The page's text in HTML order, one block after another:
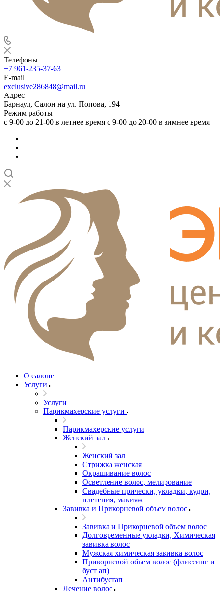
Телефоны
+7 961-235-37-63
E-mail
exclusive286848@mail.ru
Адрес
Барнаул, Салон на ул. Попова, 194
Режим работы
с 9-00 до 21-00 в летнее время с 9-00 до 20-00 в зимнее время
О салоне
Услуги
Услуги
Парикмахерские услуги
Парикмахерские услуги
Женский зал
Женский зал
Стрижка женская
Окрашивание волос
Осветление волос, мелирование
Свадебные прически, укладки, кудри,
плетения, макияж
Завивка и Прикорневой объем волос
Завивка и Прикорневой объем волос
Долговременные укладки, Химическая
завивка волос
Мужская химическая завивка волос
Прикорневой объем волос (флиссинг и
буст ап)
Антибустап
Лечение волос